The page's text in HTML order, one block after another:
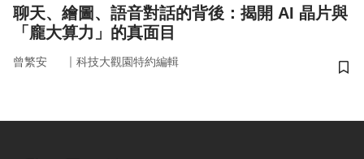
聊天、繪圖、語音對話的背後：揭開 AI 晶片與
「龐大算力」的真面目
曾繁安 ｜ 科技大觀園特約編輯
儲